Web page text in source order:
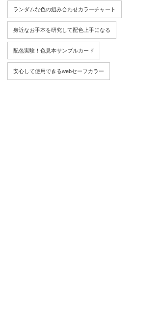
ランダムな色の組み合わせカラーチャート
身近なお手本を研究して配色上手になる
配色実験！色見本サンプルカード
安心して使用できるwebセーフカラー